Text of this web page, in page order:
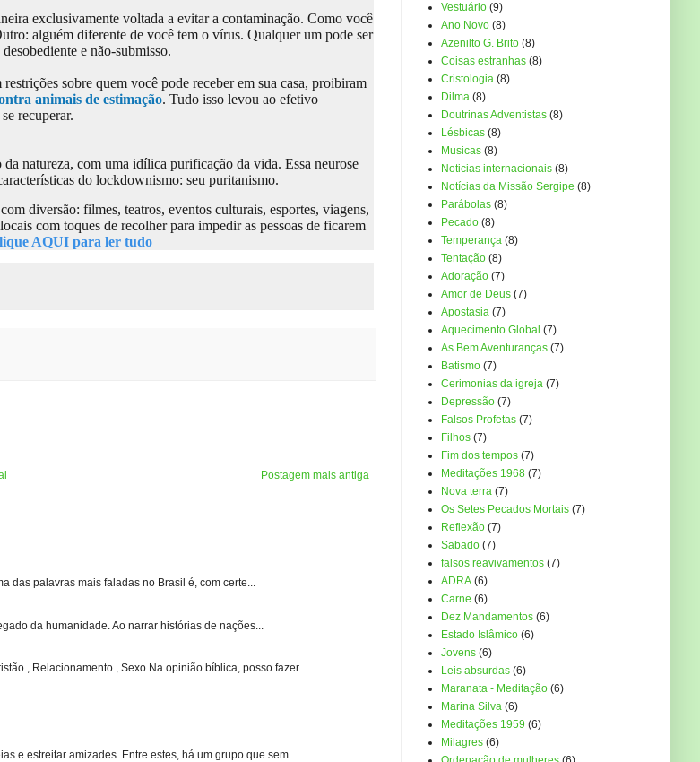
exclusivamente voltada a evitar a contaminação. Como você
alguém diferente de você tem o vírus. Qualquer um pode ser
e não-submisso.
sobre quem você pode receber em sua casa, proibiram
animais de estimação. Tudo isso levou ao efetivo
recuperar.
natureza, com uma idílica purificação da vida. Essa neurose
do lockdownismo: seu puritanismo.
diversão: filmes, teatros, eventos culturais, esportes, viagens,
com toques de recolher para impedir as pessoas de ficarem
AQUI para ler tudo
Postagem mais antiga
das palavras mais faladas no Brasil é, com certe...
da humanidade. Ao narrar histórias de nações...
, Relacionamento , Sexo Na opinião bíblica, posso fazer ...
e estreitar amizades. Entre estes, há um grupo que sem...
Vestuário (9)
Ano Novo (8)
Azenilto G. Brito (8)
Coisas estranhas (8)
Cristologia (8)
Dilma (8)
Doutrinas Adventistas (8)
Lésbicas (8)
Musicas (8)
Noticias internacionais (8)
Notícias da Missão Sergipe (8)
Parábolas (8)
Pecado (8)
Temperança (8)
Tentação (8)
Adoração (7)
Amor de Deus (7)
Apostasia (7)
Aquecimento Global (7)
As Bem Aventuranças (7)
Batismo (7)
Cerimonias da igreja (7)
Depressão (7)
Falsos Profetas (7)
Filhos (7)
Fim dos tempos (7)
Meditações 1968 (7)
Nova terra (7)
Os Setes Pecados Mortais (7)
Reflexão (7)
Sabado (7)
falsos reavivamentos (7)
ADRA (6)
Carne (6)
Dez Mandamentos (6)
Estado Islâmico (6)
Jovens (6)
Leis absurdas (6)
Maranata - Meditação (6)
Marina Silva (6)
Meditações 1959 (6)
Milagres (6)